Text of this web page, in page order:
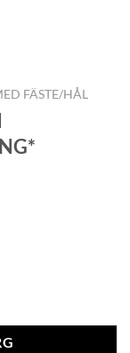
FÄSTE/HÅL